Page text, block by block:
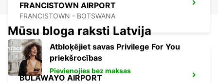
FRANCISTOWN AIRPORT
FRANCISTOWN - BOTSWANA
BULAWAYO AIRPORT
Mūsu bloga raksti Latvija
Atbloķējiet savas Privilege For You
priekšrocības
Pievienojies bez maksas